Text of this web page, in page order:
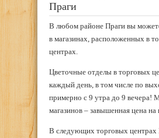
Праги
В любом районе Праги вы
в магазинах, расположенных в
центрах.
Цветочные отделы в торговых
каждый день, в том числе по
примерно с 9 утра до 9 вечера!
магазинов – завышенная цена на
В следующих торговых